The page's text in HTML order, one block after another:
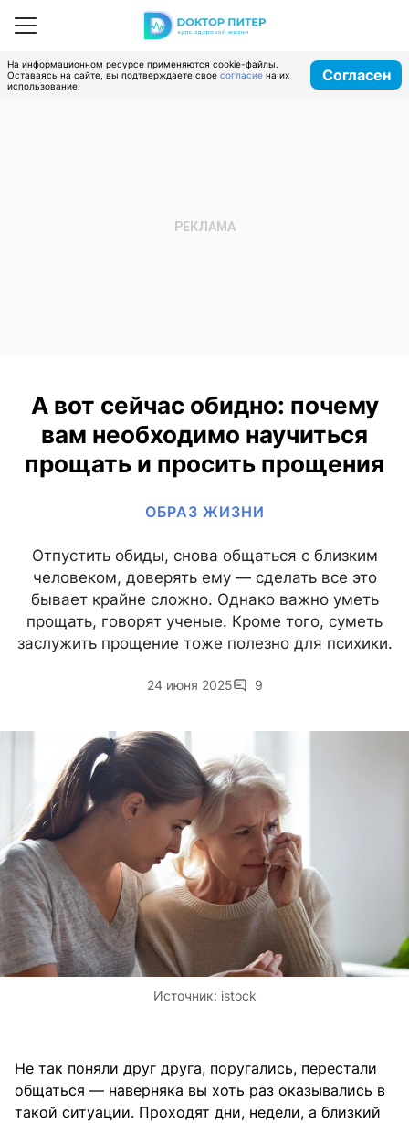
На информационном ресурсе применяются cookie-файлы.
Оставаясь на сайте, вы подтверждаете свое согласие на их
использование.
Согласен
А вот сейчас обидно: почему
вам необходимо научиться
прощать и просить прощения
ОБРАЗ ЖИЗНИ
Отпустить обиды, снова общаться с близким
человеком, доверять ему — сделать все это
бывает крайне сложно. Однако важно уметь
прощать, говорят ученые. Кроме того, суметь
заслужить прощение тоже полезно для психики.
24 июня 2025 9
Источник: istock
Не так поняли друг друга, поругались, перестали
общаться — наверняка вы хоть раз оказывались в
такой ситуации. Проходят дни, недели, а близкий